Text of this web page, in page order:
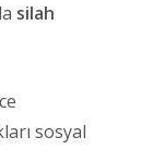
silah
sosyal